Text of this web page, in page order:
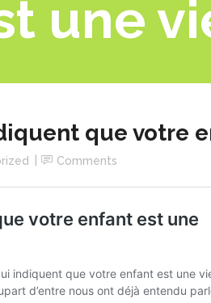
une
que votre
Comments